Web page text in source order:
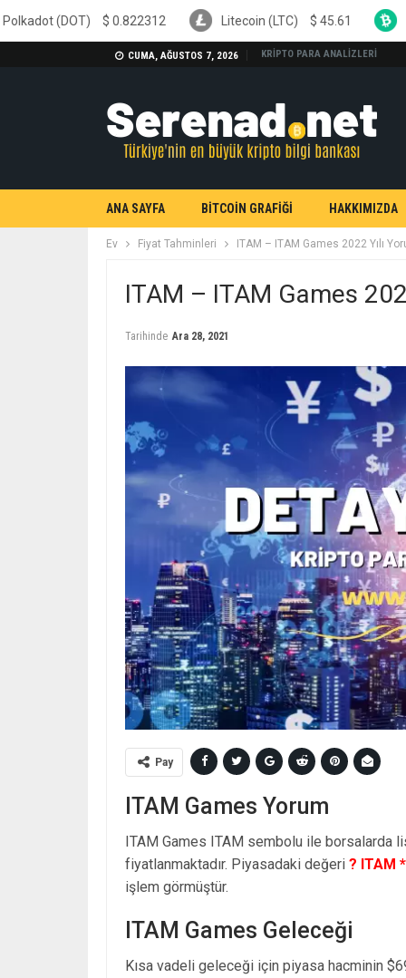
CUMA, AĞUSTOS 7, 2026 KRİPTO PARA ANALİZLERİ
ANA SAYFA BİTCOİN GRAFİĞİ HAKKIMIZDA
Ev Fiyat Tahminleri ITAM – ITAM Games 2022 Yılı
ITAM – ITAM Games
Tarihinde Ara 28, 2021
Pay
ITAM Games Yorum
ITAM Games ITAM sembolu ile borsalarda
fiyatlanmaktadır. Piyasadaki değeri ? ITAM *
işlem görmüştür.
ITAM Games Geleceği
Kısa vadeli geleceği için piyasa hacminin
$0.822312 Litecoin (LTC) $45.61 Bitcoin Cash